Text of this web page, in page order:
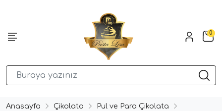
0
Anasayfa Çikolata Pul ve Para Çikolata